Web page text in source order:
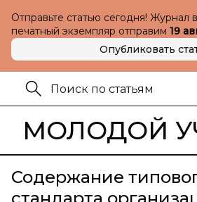
Отправьте статью сегодня! Журнал
печатный экземпляр отправим 19
Опубликовать
МОЛОДОЙ
Содержание